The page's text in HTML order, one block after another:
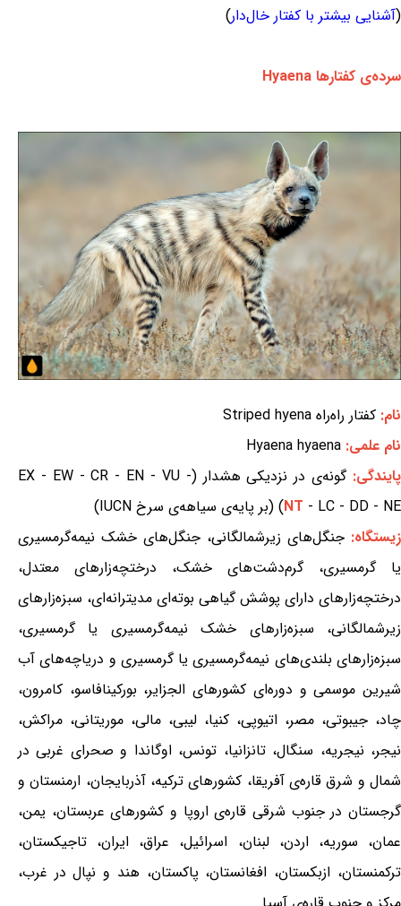
(آشنایی بیشتر با کفتار خال‌دار)
سرده‌ی کفتارها Hyaena
نام: کفتار راه‌راه Striped hyena
نام علمی: Hyaena hyaena
پایندگی:گونه‌ی در نزدیکی هشدار (EX - EW - CR - EN - VU -
NT - LC - DD - NE) (بر پایه‌ی سیاهه‌ی سرخ IUCN)
زیستگاه: جنگل‌های زیرشمالگانی، جنگل‌های خشک نیمه‌گرمسیری
یا گرمسیری، گرم‌دشت‌های خشک، درختچه‌زارهای معتدل،
درختچه‌زارهای دارای پوشش گیاهی بوته‌ای مدیترانه‌ای، سبزه‌زارهای
زیرشمالگانی، سبزه‌زارهای خشک نیمه‌گرمسیری یا گرمسیری،
سبزه‌زارهای بلندی‌های نیمه‌گرمسیری یا گرمسیری و دریاچه‌های آب
شیرین موسمی و دوره‌ای کشورهای الجزایر، بورکینافاسو، کامرون،
چاد، جیبوتی، مصر، اتیوپی، کنیا، لیبی، مالی، موریتانی، مراکش،
نیجر، نیجریه، سنگال، تانزانیا، تونس، اوگاندا و صحرای غربی در
شمال و شرق قاره‌ی آفریقا، کشورهای ترکیه، آذربایجان، ارمنستان و
گرجستان در جنوب شرقی قاره‌ی اروپا و کشورهای عربستان، یمن،
عمان، سوریه، اردن، لبنان، اسرائیل، عراق، ایران، تاجیکستان،
ترکمنستان، ازبکستان، افغانستان، پاکستان، هند و نپال در غرب،